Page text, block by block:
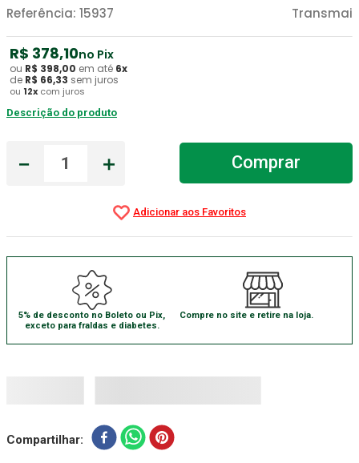
Transmai
Referência: 15937
R$ 378,10no Pix
ou R$ 398,00 em até 6x
de R$ 66,33 sem juros
ou 12x com juros
Descrição do produto
＋
－ Comprar
5% de desconto no Boleto ou Pix,
exceto para fraldas e diabetes.
Compre no site e retire na loja.
Compartilhar
3º Luva Latex
4º Estetoscopio Littmann
5 º Absorvente Geriatrico
6º Aparelho Pressão
7º Gaze Esteril